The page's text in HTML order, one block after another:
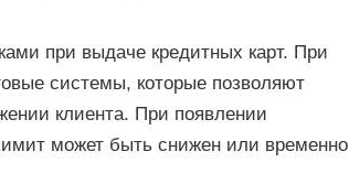
при выдаче кредитных карт. При
системы, которые позволяют
клиента. При появлении
может быть снижен или временно